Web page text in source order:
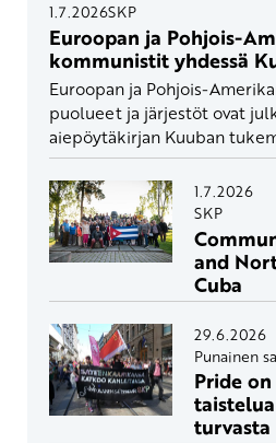
1.7.2026SKP
Euroopan ja Pohjois-
kommunistit yhdessä
Euroopan ja Pohjois-
puolueet ja järjestöt ovat
aiepöytäkirjan Kuuban
1.7.2026
SKP
and
Cuba
29.6.2026
Punainen
Pride
turvasta